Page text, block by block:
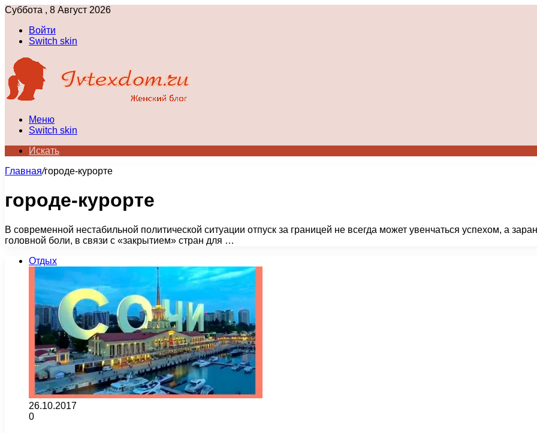
Суббота , 8 Август 2026
Войти
Switch skin
Меню
Switch skin
Искать
Главная/городе-курорте
городе-курорте
В современной нестабильной политической ситуации отпуск за границей не всегда может увенчаться успехом, а
головной боли, в связи с «закрытием» стран для …
Отдых
26.10.2017
0